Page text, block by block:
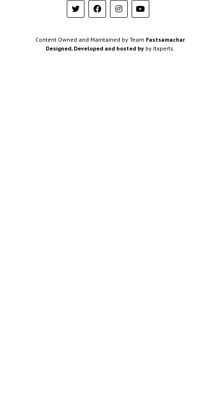
Content Owned and Maintained by Team Fastsamachar
Designed, Developed and hosted byby Itxperts.